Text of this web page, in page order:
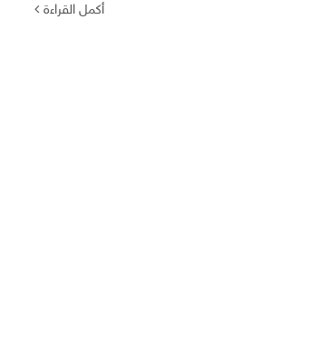
أكمل القراءة